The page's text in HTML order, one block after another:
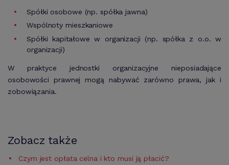
Spółki osobowe (np. spółka jawna)
Wspólnoty mieszkaniowe
Spółki kapitałowe w organizacji (np. spółka z o.o. w
organizacji)
W praktyce jednostki organizacyjne nieposiadające
osobowości prawnej mogą nabywać zarówno prawa, jak i
zobowiązania.
Zobacz także
Czym jest opłata celna i kto musi ją płacić?